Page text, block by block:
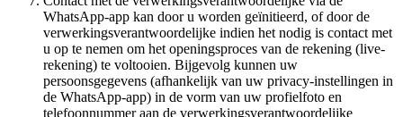
WhatsApp-app kan door u worden geïnitieerd, of door de
verwerkingsverantwoordelijke indien het nodig is contact met
u op te nemen om het openingsproces van de rekening (live-
rekening) te voltooien. Bijgevolg kunnen uw
persoonsgegevens (afhankelijk van uw privacy-instellingen in
de WhatsApp-app) in de vorm van uw profielfoto en
telefoonnummer aan de verwerkingsverantwoordelijke